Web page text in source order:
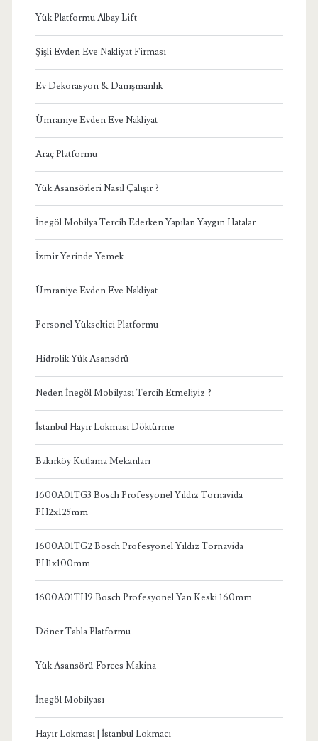
Yük Platformu Albay Lift
Şişli Evden Eve Nakliyat Firması
Ev Dekorasyon & Danışmanlık
Ümraniye Evden Eve Nakliyat
Araç Platformu
Yük Asansörleri Nasıl Çalışır ?
İnegöl Mobilya Tercih Ederken Yapılan Yaygın Hatalar
İzmir Yerinde Yemek
Ümraniye Evden Eve Nakliyat
Personel Yükseltici Platformu
Hidrolik Yük Asansörü
Neden İnegöl Mobilyası Tercih Etmeliyiz ?
İstanbul Hayır Lokması Döktürme
Bakırköy Kutlama Mekanları
1600A01TG3 Bosch Profesyonel Yıldız Tornavida
PH2x125mm
1600A01TG2 Bosch Profesyonel Yıldız Tornavida
PH1x100mm
1600A01TH9 Bosch Profesyonel Yan Keski 160mm
Döner Tabla Platformu
Yük Asansörü Forces Makina
İnegöl Mobilyası
Hayır Lokması | İstanbul Lokmacı